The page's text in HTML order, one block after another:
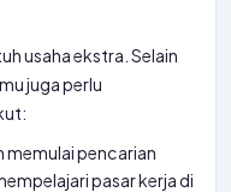
usaha ekstra. Selain
juga perlu
memulai pencarian
pasar kerja di